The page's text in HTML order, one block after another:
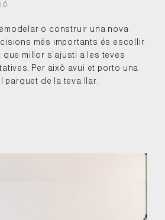
o construir una nova
més importants és escollir
que millor s'ajusti a les teves
Per això avui et porto una
parquet de la teva llar.